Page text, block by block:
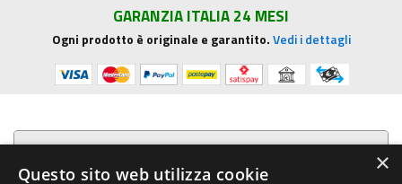
GARANZIA ITALIA 24 MESI
Ogni prodotto è originale e garantito.Vedi i dettagli
Presentazione aziendale ×
Questo sito web utilizza cookie